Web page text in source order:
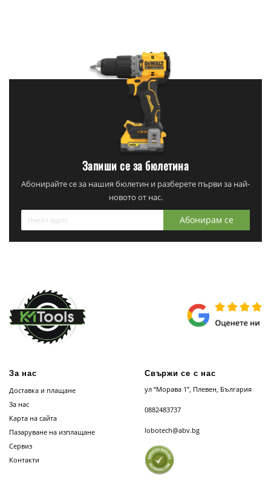
Запиши се за бюлетина
Абонирайте се за нашия бюлетин и разберете първи за най-
новото от нас.
Абонирам се
За нас
Доставка и плащане
За нас
Карта на сайта
Пазаруване на изплащане
Сервиз
Контакти
Свържи се с нас
ул “Морава 1”, Плевен, България
0882483737
lobotech@abv.bg